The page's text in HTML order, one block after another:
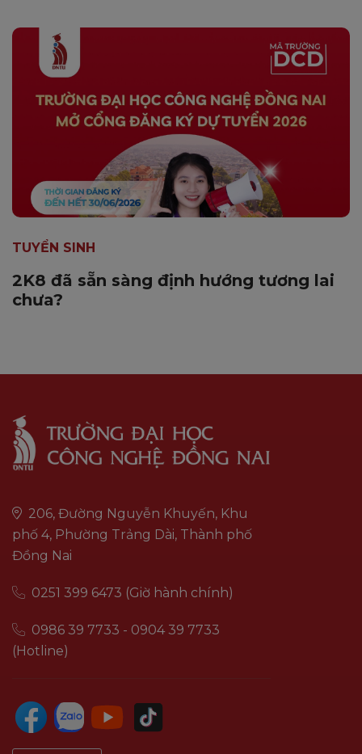
TUYỂN SINH
2K8 đã sẵn sàng định hướng tương lai
chưa?
206, Đường Nguyễn Khuyến, Khu
phố 4, Phường Trảng Dài, Thành phố
Đồng Nai
0251 399 6473 (Giờ hành chính)
0986 39 7733 - 0904 39 7733
(Hotline)